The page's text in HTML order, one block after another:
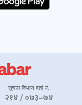
सूचना विभाग दर्ता नं.
२१४ / ०७३–७४